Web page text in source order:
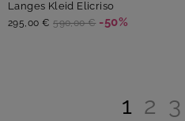
Langes Kleid Elicriso
295,00 € 590,00 € -50%
1 2 3